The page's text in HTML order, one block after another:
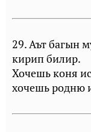
29. Аът багын
кирип билир.
Хочешь коня
хочешь родню